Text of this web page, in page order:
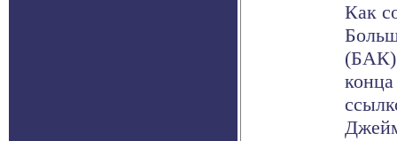
Как
(БАК)